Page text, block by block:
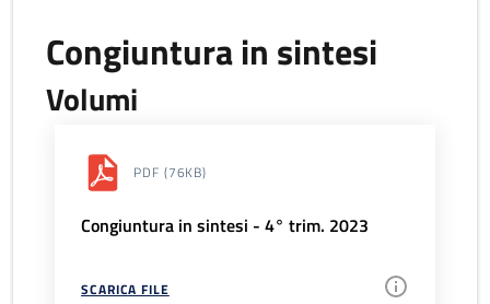
Congiuntura in sintesi
Volumi
PDF (76KB)
Congiuntura in sintesi - 4° trim. 2023
SCARICA FILE